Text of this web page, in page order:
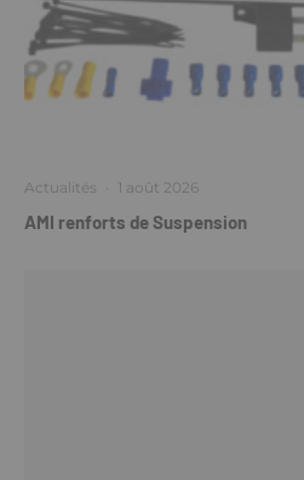
Actualités · 1 août 2026
AMI renforts de Suspension